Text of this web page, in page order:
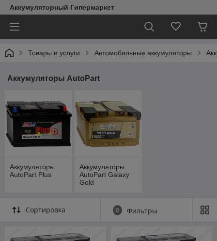
Аккумуляторный Гипермаркет
Товары и услуги Автомобильные аккумуляторы
Аккумуляторы AutoPart
Аккумуляторы
AutoPart Plus
Аккумуляторы
AutoPart Galaxy
Gold
Сортировка 0 Фильтры